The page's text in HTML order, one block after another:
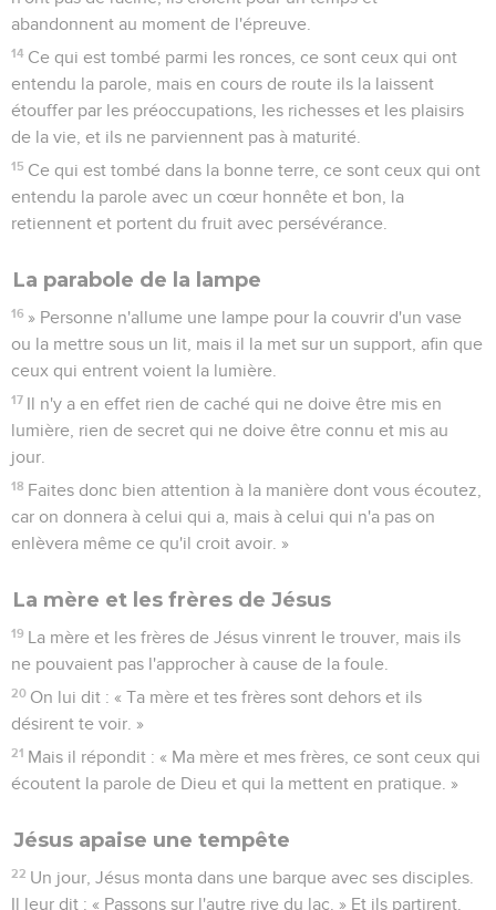
abandonnent au moment de l'épreuve.
14 Ce qui est tombé parmi les ronces, ce sont ceux qui ont
entendu la parole, mais en cours de route ils la laissent
étouffer par les préoccupations, les richesses et les plaisirs
de la vie, et ils ne parviennent pas à maturité.
15 Ce qui est tombé dans la bonne terre, ce sont ceux qui ont
entendu la parole avec un cœur honnête et bon, la
retiennent et portent du fruit avec persévérance.
La parabole de la lampe
16 » Personne n'allume une lampe pour la couvrir d'un vase
ou la mettre sous un lit, mais il la met sur un support, afin que
ceux qui entrent voient la lumière.
17 Il n'y a en effet rien de caché qui ne doive être mis en
lumière, rien de secret qui ne doive être connu et mis au
jour.
18 Faites donc bien attention à la manière dont vous écoutez,
car on donnera à celui qui a, mais à celui qui n'a pas on
enlèvera même ce qu'il croit avoir. »
La mère et les frères de Jésus
19 La mère et les frères de Jésus vinrent le trouver, mais ils
ne pouvaient pas l'approcher à cause de la foule.
20 On lui dit : « Ta mère et tes frères sont dehors et ils
désirent te voir. »
21 Mais il répondit : « Ma mère et mes frères, ce sont ceux qui
écoutent la parole de Dieu et qui la mettent en pratique. »
Jésus apaise une tempête
22 Un jour, Jésus monta dans une barque avec ses disciples.
Il leur dit : « Passons sur l'autre rive du lac. » Et ils partirent.